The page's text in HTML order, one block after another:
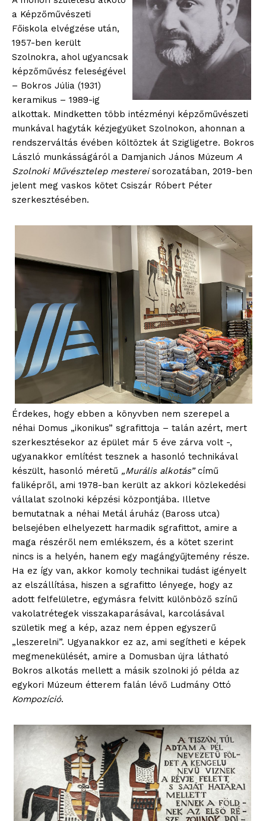
a Képzőművészeti
Főiskola elvégzése után,
1957-ben került
Szolnokra, ahol ugyancsak
képzőművész feleségével
– Bokros Júlia (1931)
keramikus – 1989-ig
alkottak. Mindketten több intézményi képzőművészeti
munkával hagyták kézjegyüket Szolnokon, ahonnan a
rendszerváltás évében költöztek át Szigligetre. Bokros
László munkásságáról a Damjanich János Múzeum A
Szolnoki Művésztelep mestereisorozatában, 2019-ben
jelent meg vaskos kötet Csiszár Róbert Péter
szerkesztésében.
Érdekes, hogy ebben a könyvben nem szerepel a
néhai Domus „ikonikus” sgrafittoja – talán azért, mert
szerkesztésekor az épület már 5 éve zárva volt -,
ugyanakkor említést tesznek a hasonló technikával
készült, hasonló méretű „Murális alkotás”című
faliképről, ami 1978-ban került az akkori közlekedési
vállalat szolnoki képzési központjába. Illetve
bemutatnak a néhai Metál áruház (Baross utca)
belsejében elhelyezett harmadik sgrafittot, amire a
maga részéről nem emlékszem, és a kötet szerint
nincs is a helyén, hanem egy magángyűjtemény része.
Ha ez így van, akkor komoly technikai tudást igényelt
az elszállítása, hiszen a sgrafitto lényege, hogy az
adott felfelületre, egymásra felvitt különböző színű
vakolatrétegek visszakaparásával, karcolásával
születik meg a kép, azaz nem éppen egyszerű
„leszerelni”. Ugyanakkor ez az, ami segítheti e képek
megmenekülését, amire a Domusban újra látható
Bokros alkotás mellett a másik szolnoki jó példa az
egykori Múzeum étterem falán lévő Ludmány Ottó
Kompozíció.